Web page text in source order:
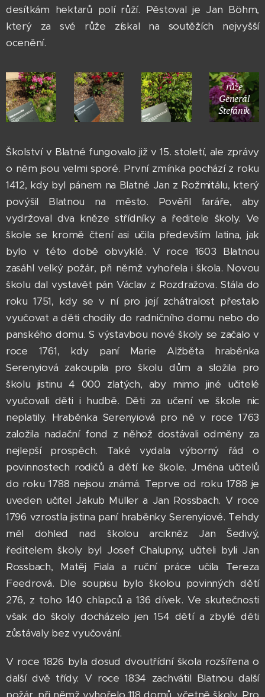
desítkám hektarů polí růží. Pěstoval je Jan Böhm,
který za své růže získal na soutěžích nejvyšší
ocenění.
růže
Generál
Štefánik
Školství v Blatné fungovalo již v 15. století, ale zprávy
o něm jsou velmi sporé. První zmínka pochází z roku
1412, kdy byl pánem na Blatné Jan z Rožmitálu, který
povýšil Blatnou na město. Pověřil faráře, aby
vydržoval dva kněze střídníky a ředitele školy. Ve
škole se kromě čtení asi učila především latina, jak
bylo v této době obvyklé. V roce 1603 Blatnou
zasáhl velký požár, při němž vyhořela i škola. Novou
školu dal vystavět pán Václav z Rozdražova. Stála do
roku 1751, kdy se v ní pro její zchátralost přestalo
vyučovat a děti chodily do radničního domu nebo do
panského domu. S výstavbou nové školy se začalo v
roce 1761, kdy paní Marie Alžběta hraběnka
Serenyiová zakoupila pro školu dům a složila pro
školu jistinu 4 000 zlatých, aby mimo jiné učitelé
vyučovali děti i hudbě. Děti za učení ve škole nic
neplatily. Hraběnka Serenyiová pro ně v roce 1763
založila nadační fond z něhož dostávali odměny za
nejlepší prospěch. Také vydala výborný řád o
povinnostech rodičů a dětí ke škole. Jména učitelů
do roku 1788 nejsou známá. Teprve od roku 1788 je
uveden učitel Jakub Müller a Jan Rossbach. V roce
1796 vzrostla jistina paní hraběnky Serenyiové. Tehdy
měl dohled nad školou arcikněz Jan Šedivý,
ředitelem školy byl Josef Chalupny, učiteli byli Jan
Rossbach, Matěj Fiala a ruční práce učila Tereza
Feedrová. Dle soupisu bylo školou povinných dětí
276, z toho 140 chlapců a 136 dívek. Ve skutečnosti
však do školy docházelo jen 154 dětí a zbylé děti
zůstávaly bez vyučování.
V roce 1826 byla dosud dvoutřídní škola rozšířena o
další dvě třídy. V roce 1834 zachvátil Blatnou další